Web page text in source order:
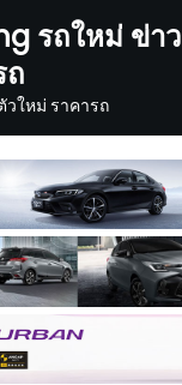
รถใหม่ ข่า
ถ
วใหม่ ราคารถ